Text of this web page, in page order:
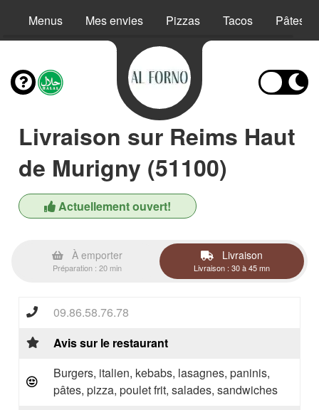
Menus Mes envies Pizzas Tacos Pâtes
Livraison sur Reims Haut
de Murigny (51100)
Actuellement ouvert!
À emporter
Préparation : 20 min
Livraison
Livraison : 30 à 45 mn
09.86.58.76.78
Avis sur le restaurant
Burgers, italien, kebabs, lasagnes, paninis,
pâtes, pizza, poulet frit, salades, sandwiches